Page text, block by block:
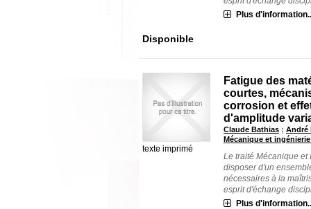
Plus
Disponible
texte imprimé
Fatigue des
courtes,
corrosion et
d'amplitude
Claude Bathias ;André
Mécanique et
Le traité Mécanique
disposer d'un
nécessaires à la
esprit d'échange
Plus